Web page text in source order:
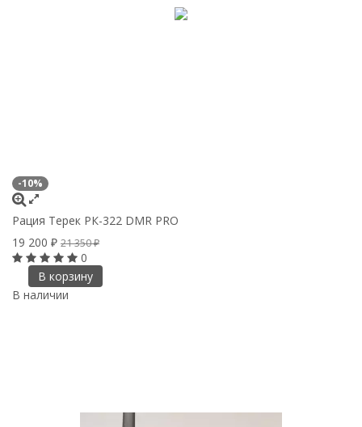
-10%
Рация Терек РК-322 DMR PRO
19 200 ₽ 21 350₽
0
В корзину
В наличии